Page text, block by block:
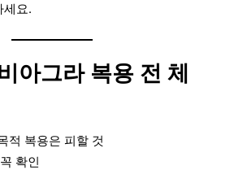
세요.
아그라 복용 전 체
적 복용은 피할 것
확인